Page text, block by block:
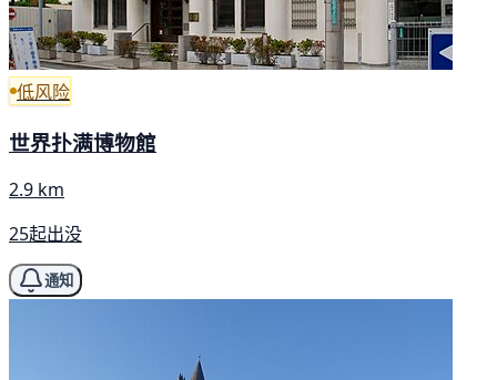
低风险
世界扑满博物館
2.9 km
25起出没
通知